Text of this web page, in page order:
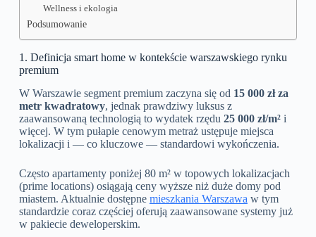
Wellness i ekologia
Podsumowanie
1. Definicja smart home w kontekście warszawskiego rynku
premium
W Warszawie segment premium zaczyna się od 15 000 zł za
metr kwadratowy, jednak prawdziwy luksus z
zaawansowaną technologią to wydatek rzędu 25 000 zł/m²i
więcej. W tym pułapie cenowym metraż ustępuje miejsca
lokalizacji i — co kluczowe — standardowi wykończenia.
Często apartamenty poniżej 80 m² w topowych lokalizacjach
(prime locations) osiągają ceny wyższe niż duże domy pod
miastem. Aktualnie dostępne mieszkania Warszawa w tym
standardzie coraz częściej oferują zaawansowane systemy już
w pakiecie deweloperskim.